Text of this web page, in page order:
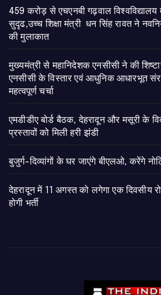
459 करोड़ से एचएनबी गढ़वाल
सुदृढ,उच्च शिक्षा मंत्री धन सिंह रावत ने
की मुलाकात
मुख्यमंत्री से महानिदेशक एनसीसी ने की
एनसीसी के विस्तार एवं आधुनिक आधारभूत
महत्वपूर्ण चर्चा
एमडीडीए बोर्ड बैठक, देहरादून और मसूरी के
प्रस्तावों को मिली हरी झंडी
बुजुर्ग-दिव्यांगों के घर जाएंगे बीएलओ, करेंगे
​देहरादून में 11 अगस्त को लगेगा एक दिवसीय
होगी भर्ती